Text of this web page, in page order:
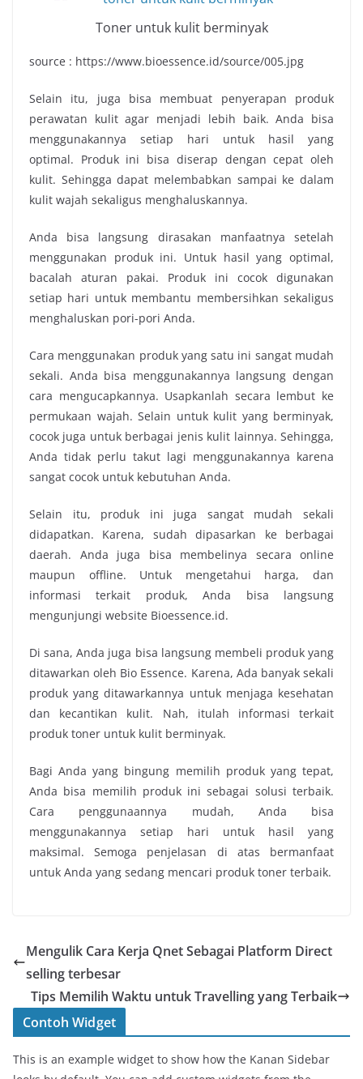
Toner untuk kulit berminyak
source : https://www.bioessence.id/source/005.jpg
Selain itu, juga bisa membuat penyerapan produk
perawatan kulit agar menjadi lebih baik. Anda bisa
menggunakannya setiap hari untuk hasil yang
optimal. Produk ini bisa diserap dengan cepat oleh
kulit. Sehingga dapat melembabkan sampai ke dalam
kulit wajah sekaligus menghaluskannya.
Anda bisa langsung dirasakan manfaatnya setelah
menggunakan produk ini. Untuk hasil yang optimal,
bacalah aturan pakai. Produk ini cocok digunakan
setiap hari untuk membantu membersihkan sekaligus
menghaluskan pori-pori Anda.
Cara menggunakan produk yang satu ini sangat mudah
sekali. Anda bisa menggunakannya langsung dengan
cara mengucapkannya. Usapkanlah secara lembut ke
permukaan wajah. Selain untuk kulit yang berminyak,
cocok juga untuk berbagai jenis kulit lainnya. Sehingga,
Anda tidak perlu takut lagi menggunakannya karena
sangat cocok untuk kebutuhan Anda.
Selain itu, produk ini juga sangat mudah sekali
didapatkan. Karena, sudah dipasarkan ke berbagai
daerah. Anda juga bisa membelinya secara online
maupun offline. Untuk mengetahui harga, dan
informasi terkait produk, Anda bisa langsung
mengunjungi website Bioessence.id.
Di sana, Anda juga bisa langsung membeli produk yang
ditawarkan oleh Bio Essence. Karena, Ada banyak sekali
produk yang ditawarkannya untuk menjaga kesehatan
dan kecantikan kulit. Nah, itulah informasi terkait
produk toner untuk kulit berminyak.
Bagi Anda yang bingung memilih produk yang tepat,
Anda bisa memilih produk ini sebagai solusi terbaik.
Cara penggunaannya mudah, Anda bisa
menggunakannya setiap hari untuk hasil yang
maksimal. Semoga penjelasan di atas bermanfaat
untuk Anda yang sedang mencari produk toner terbaik.
Mengulik Cara Kerja Qnet Sebagai Platform Direct
selling terbesar
Tips Memilih Waktu untuk Travelling yang Terbaik
Contoh Widget
This is an example widget to show how the Kanan Sidebar